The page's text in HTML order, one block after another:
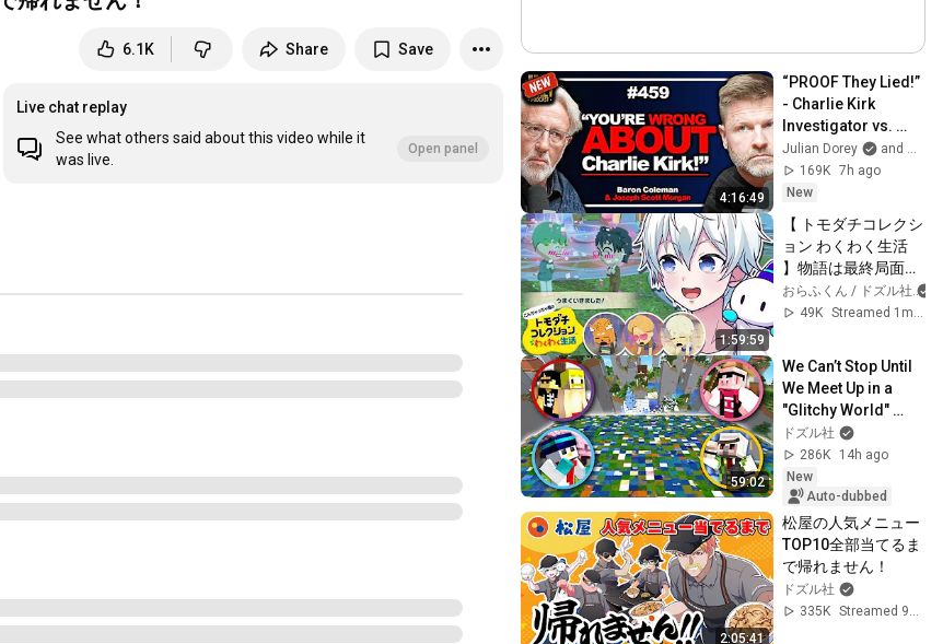
6.1K Share Save
亭Live chat replay
See what others said about this video while it
was live.
Open panel
4:16:49
“PROOF They Lied!”
- Charlie Kirk
Investigator vs.
Forensics Expert
on COVERUP |
Baron & JSM • 459
Julian Dorey
and Baron Coleman
169K 7h ago
New
1:59:59
【 トモダチコレクシ
ョン わくわく生活
】物語は最終局面
へ...！【おらふくん/
ドズル社】
おらふくん / ドズル社
49K
Streamed 1mo ago
59:02
We Can’t Stop Until
We Meet Up in a
"Glitchy World"
Where Health Is
Shared! [Minecraft]
ドズル社
286K
14h ago
New
Auto-dubbed
2:05:41
松屋の人気メニュー
TOP10全部当てるま
で帰れません！
ドズル社
335K
Streamed 9mo ago